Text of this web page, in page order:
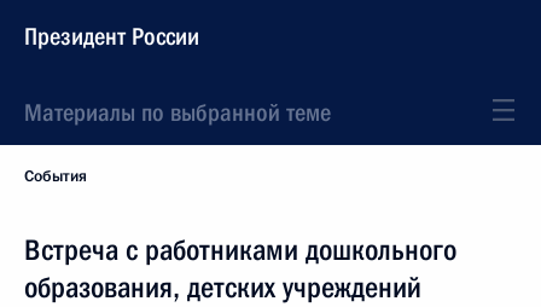
Президент России
Материалы по выбранной теме
События
Встреча с работниками дошкольного
образования, детских учреждений